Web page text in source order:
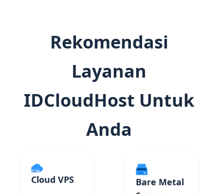
Rekomendasi
Layanan
IDCloudHost Untuk
Anda
Cloud VPS
Bare Metal